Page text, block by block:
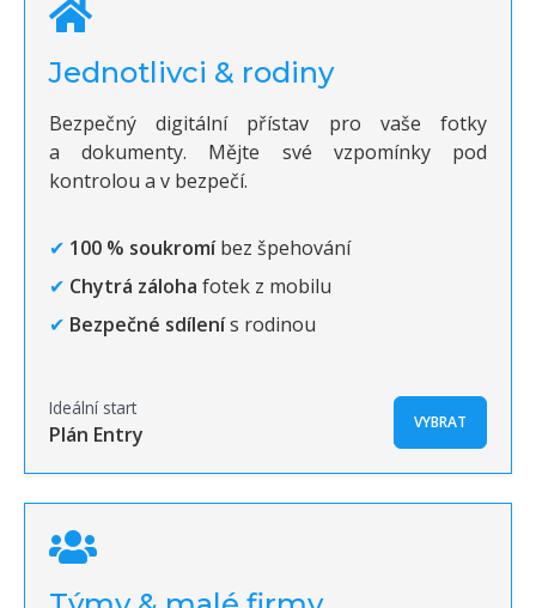
Jednotlivci & rodiny
Bezpečný digitální přístav pro vaše fotky
a dokumenty. Mějte své vzpomínky pod
kontrolou a v bezpečí.
✔ 100 % soukromíbez špehování
✔ Chytrá záloha fotek z mobilu
✔ Bezpečné sdílenís rodinou
Ideální start
Plán Entry VYBRAT